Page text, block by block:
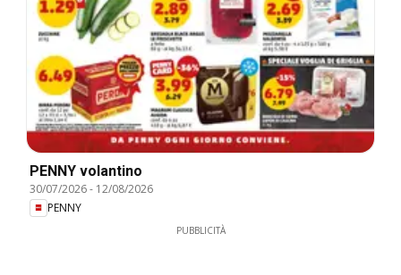
PENNY volantino
30/07/2026- 12/08/2026
PENNY
PUBBLICITÀ